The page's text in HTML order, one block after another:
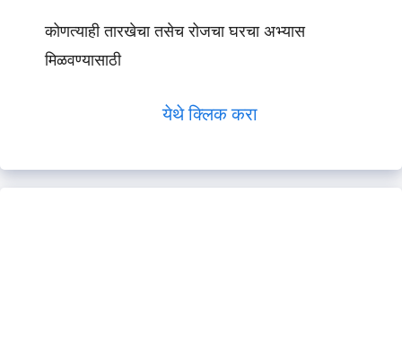
कोणत्याही तारखेचा तसेच रोजचा घरचा अभ्यास
मिळवण्यासाठी
येथे क्लिक करा